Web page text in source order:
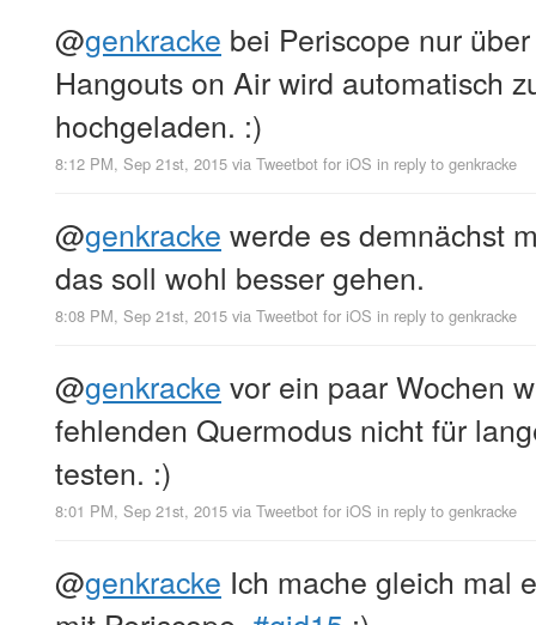
@genkracke bei Periscope nur
Hangouts on Air wird automatisch
hochgeladen. :)
8:12 PM, Sep 21st, 2015 via Tweetbot for iΟS in reply to genkracke
@genkracke werde es demnächst
das soll wohl besser gehen.
8:08 PM, Sep 21st, 2015 via Tweetbot for iΟS in reply to genkracke
@genkracke vor ein paar Wochen
fehlenden Quermodus nicht für
testen. :)
8:01 PM, Sep 21st, 2015 via Tweetbot for iΟS in reply to genkracke
@genkracke Ich mache gleich mal